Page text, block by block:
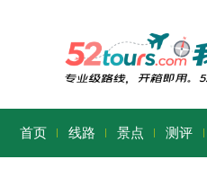
首页 线路 景点 测评